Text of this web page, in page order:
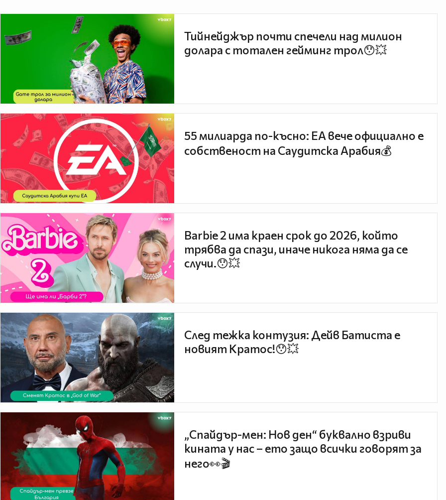
Тийнейджър почти спечели над милион
долара с тотален гейминг трол😯💥
55 милиарда по-късно: EA вече официално е
собственост на Саудитска Арабия💰
Barbie 2 има краен срок до 2026, който
трябва да спази, иначе никога няма да се
случи.😯💥
След тежка контузия: Дейв Батиста е
новият Кратос!😯💥
„Спайдър-мен: Нов ден“ буквално взриви
кината у нас – ето защо всички говорят за
него👀🎬